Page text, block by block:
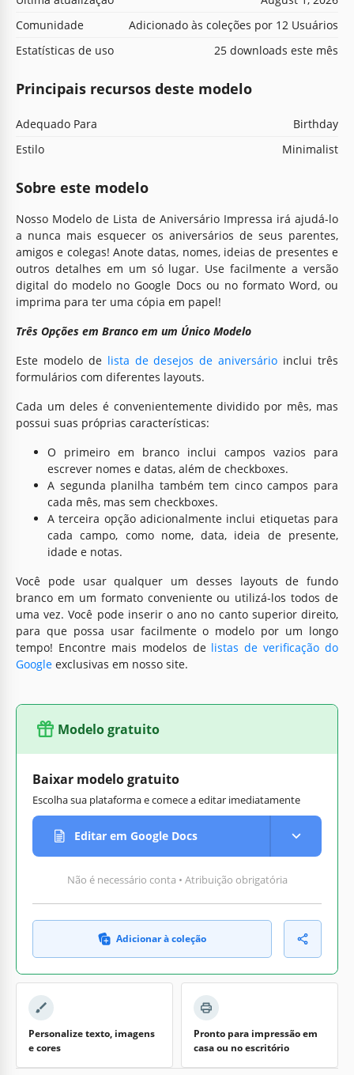
Comunidade
Adicionado às coleções por 12 Usuários
Estatísticas de uso
25 downloads este mês
Principais recursos deste modelo
Adequado Para
Birthday
Estilo
Minimalist
Sobre este modelo
Nosso Modelo de Lista de Aniversário Impressa irá ajudá-lo
a nunca mais esquecer os aniversários de seus parentes,
amigos e colegas! Anote datas, nomes, ideias de presentes e
outros detalhes em um só lugar. Use facilmente a versão
digital do modelo no Google Docs ou no formato Word, ou
imprima para ter uma cópia em papel!
Três Opções em Branco em um Único Modelo
Este modelo de lista de desejos de aniversário inclui três
formulários com diferentes layouts.
Cada um deles é convenientemente dividido por mês, mas
possui suas próprias características:
O primeiro em branco inclui campos vazios para
escrever nomes e datas, além de checkboxes.
A segunda planilha também tem cinco campos para
cada mês, mas sem checkboxes.
A terceira opção adicionalmente inclui etiquetas para
cada campo, como nome, data, ideia de presente,
idade e notas.
Você pode usar qualquer um desses layouts de fundo
branco em um formato conveniente ou utilizá-los todos de
uma vez. Você pode inserir o ano no canto superior direito,
para que possa usar facilmente o modelo por um longo
tempo! Encontre mais modelos de listas de verificação do
Google exclusivas em nosso site.
Modelo gratuito
Baixar modelo gratuito
Escolha sua plataforma e comece a editar imediatamente
Editar em Google Docs
Não é necessário conta • Atribuição obrigatória
Adicionar à coleção
Personalize texto, imagens
e cores
Pronto para impressão em
casa ou no escritório